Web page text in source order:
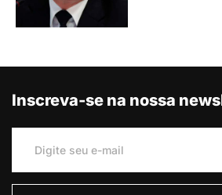
Inscreva-se na nossa